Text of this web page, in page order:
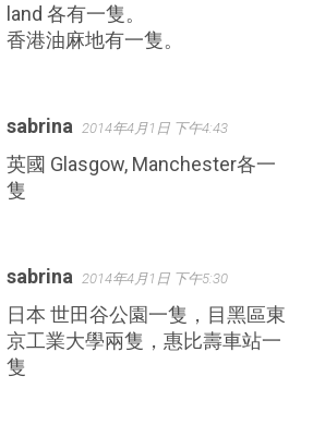
land 各有一隻。
香港油麻地有一隻。
sabrina 2014年4月1日 下午4:43
英國 Glasgow, Manchester各一
隻
sabrina 2014年4月1日 下午5:30
日本 世田谷公園一隻，目黑區東
京工業大學兩隻，惠比壽車站一
隻